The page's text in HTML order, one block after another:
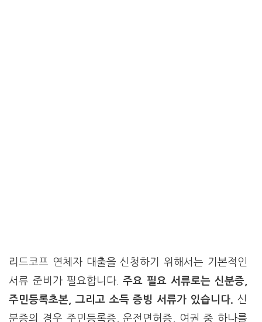
리드코프 연체자 대출을 신청하기 위해서는 기본적인
서류 준비가 필요합니다.주요 필요 서류로는 신분증,
주민등록초본, 그리고 소득 증빙 서류가 있습니다. 신
분증의 경우 주민등록증, 운전면허증, 여권 중 하나를